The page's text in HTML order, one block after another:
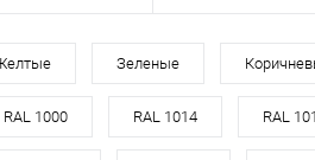
220
сталь с
порошковым
покрытием
Диаметр, мм
Материал
Зеленые
RAL 1000 RAL 1014 RAL